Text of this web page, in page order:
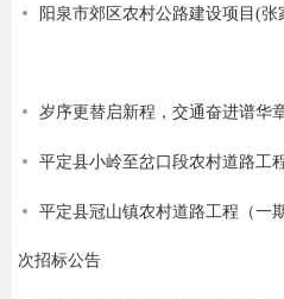
阳泉市郊区农村公路建设项目(
岁序更替启新程，交通奋进谱华
平定县小岭至岔口段农村道路工
平定县冠山镇农村道路工程（一
次招标公告